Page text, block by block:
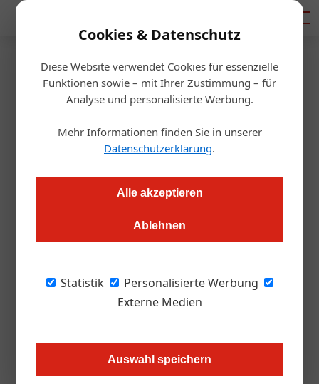
Cookies & Datenschutz
Diese Website verwendet Cookies für essenzielle
Funktionen sowie – mit Ihrer Zustimmung – für
Analyse und personalisierte Werbung.
Mehr Informationen finden Sie in unserer
Datenschutzerklärung.
Alle akzeptieren
Ablehnen
Statistik
Personalisierte Werbung
Externe Medien
Auswahl speichern
Startseite/Gastro & Hotel
Wintersaison: Wenig
Buchungen, aber Hoffnung
Die Reisewarnungen führten zu einer Storno-Welle bei den
Winter-Buchungen. Aber die Gäste dürften zurückkommen,
Bis August sah die Buchungslage für den
aus. Jetzt ist aufgrund der Reisewarnung
natürlich alles anders. Das berichten die